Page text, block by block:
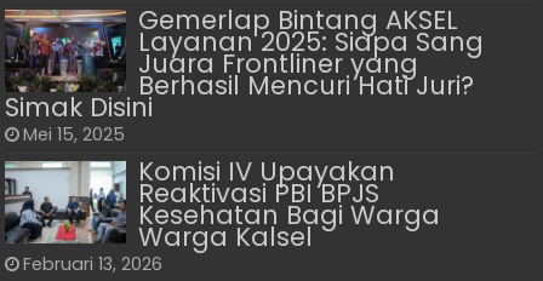
Gemerlap Bintang AKSEL
Layanan 2025: Siapa Sang
Juara Frontliner yang
Berhasil Mencuri Hati Juri?
Simak Disini
Mei 15, 2025
Komisi IV Upayakan
Reaktivasi PBI BPJS
Kesehatan Bagi Warga
Warga Kalsel
Februari 13, 2026